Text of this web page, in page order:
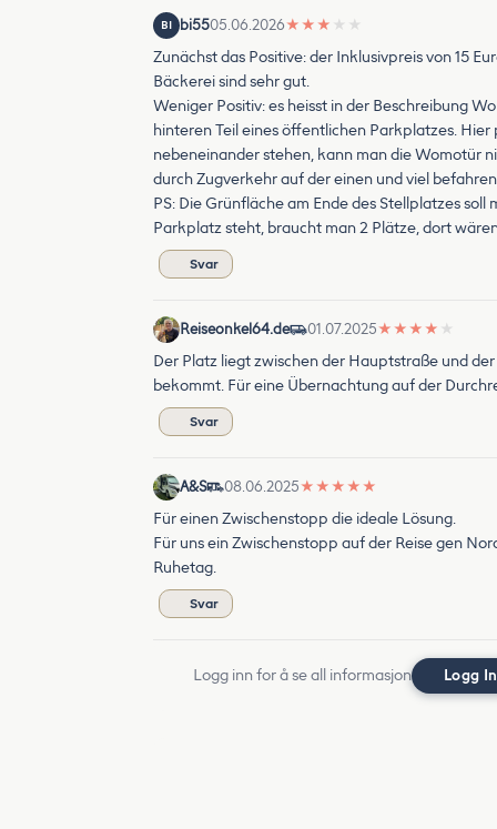
BI bi5505.06.2026★ ★ ★ ★ ★
Zunächst das Positive: der Inklusivpreis von 15
Bäckerei sind sehr gut.
Weniger Positiv: es heisst in der Beschreibung
hinteren Teil eines öffentlichen Parkplatzes.
nebeneinander stehen, kann man die Womotür
durch Zugverkehr auf der einen und viel
PS: Die Grünfläche am Ende des Stellplatzes
Parkplatz steht, braucht man 2 Plätze, dort
Svar
Reiseonkel64.de 01.07.2025★ ★ ★ ★ ★
Der Platz liegt zwischen der Hauptstraße und
bekommt. Für eine Übernachtung auf der
Svar
A&S 08.06.2025★ ★ ★ ★ ★
Für einen Zwischenstopp die ideale Lösung.
Für uns ein Zwischenstopp auf der Reise gen
Ruhetag.
Svar
Logg inn for å se all informasjon Logg